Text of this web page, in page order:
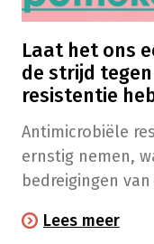
Laat het ons
de strijd
resistentie
Antimicrobiële
ernstig nemen,
bedreigingen
bijdragen om dat
Lees meer